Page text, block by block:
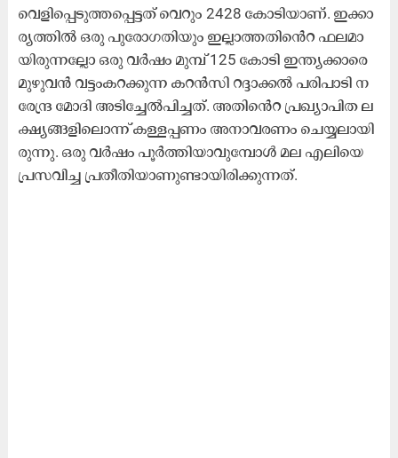
വെ​ളി​പ്പെ​ടു​ത്ത​പ്പെ​ട്ട​ത്​ വെ​റും 2428 കോ​ടി​യാ​ണ്. ഇ​ക്കാ​
ര്യ​ത്തി​ൽ ഒ​രു പു​രോ​ഗ​തി​യും ഇ​ല്ലാ​ത്ത​തി​െ​ൻ​റ ഫ​ല​മാ​
യി​രു​ന്ന​ല്ലോ ഒ​രു വ​ർ​ഷം മു​മ്പ്​ 125 കോ​ടി ഇ​ന്ത്യ​ക്കാ​രെ
മു​ഴു​വ​ൻ വ​ട്ടം​ക​റ​ക്കു​ന്ന ക​റ​ൻ​സി റ​ദ്ദാ​ക്ക​ൽ പ​രി​പാ​ടി ന​
രേ​ന്ദ്ര മോ​ദി അ​ടി​ച്ചേ​ൽ​പി​ച്ച​ത്. അ​തി​െ​ൻ​റ പ്ര​ഖ്യാ​പി​ത ല​
ക്ഷ്യ​ങ്ങ​ളി​ലൊ​ന്ന്​ ക​ള്ള​പ്പ​ണം അ​നാ​വ​ര​ണം ചെ​യ്യ​ലാ​യി​
രു​ന്നു. ഒ​രു വ​ർ​ഷം പൂ​ർത്തി​യാ​വു​േ​മ്പാ​ൾ മ​ല എ​ലി​യെ
പ്ര​സ​വി​ച്ച പ്ര​തീ​തി​യാ​ണു​ണ്ടാ​യി​രി​ക്കു​ന്ന​ത്.